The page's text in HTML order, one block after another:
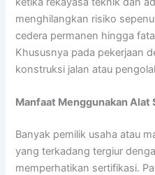
menghilangkan risiko
cedera permanen hingga
Khususnya pada pekerjaan
konstruksi jalan atau
Manfaat Menggunakan
Banyak pemilik usaha atau
yang terkadang tergiur
memperhatikan sertifikasi.